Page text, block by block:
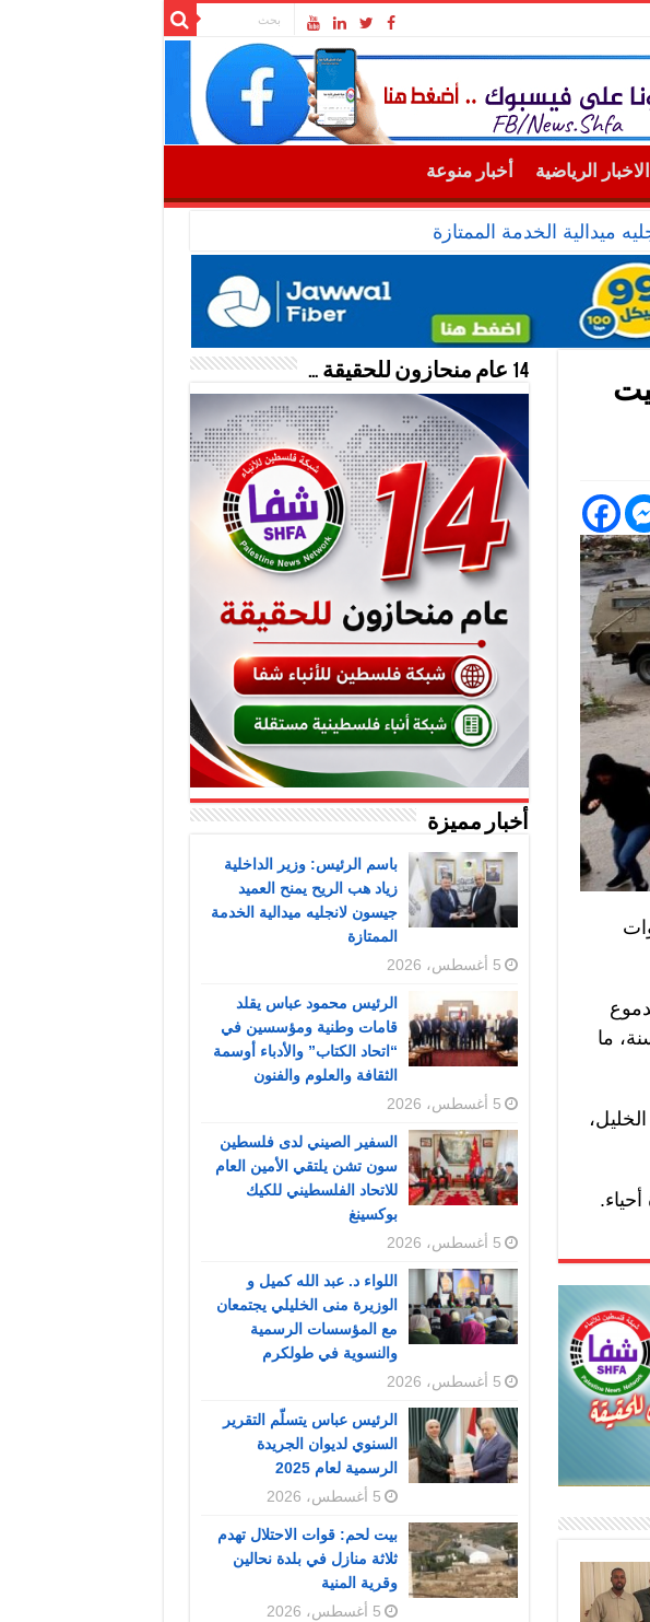
الاخبار الرياضية أخبار منوعة
ميدالية الخدمة الممتازة
ما
14 عام منحازون للحقيقة …
أخبار مميزة
باسم الرئيس: وزير الداخلية
زياد هب الريح يمنح العميد
جيسون لانجليه ميدالية الخدمة
الممتازة
5 أغسطس، 2026
الرئيس محمود عباس يقلد
قامات وطنية ومؤسسين في
“اتحاد الكتاب” والأدباء أوسمة
الثقافة والعلوم والفنون
5 أغسطس، 2026
السفير الصيني لدى فلسطين
سون تشن يلتقي الأمين العام
للاتحاد الفلسطيني للكيك
بوكسينغ
5 أغسطس، 2026
اللواء د. عبد الله كميل و
الوزيرة منى الخليلي يجتمعان
مع المؤسسات الرسمية
والنسوية في طولكرم
5 أغسطس، 2026
الرئيس عباس يتسلّم التقرير
السنوي لديوان الجريدة
الرسمية لعام 2025
5 أغسطس، 2026
بيت لحم: قوات الاحتلال تهدم
ثلاثة منازل في بلدة نحالين
وقرية المنية
5 أغسطس، 2026